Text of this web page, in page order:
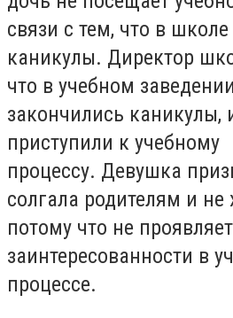
связи с тем, что в школе
каникулы. Директор
что в учебном
закончились каникулы,
приступили к учебному
процессу. Девушка
солгала родителям и
потому что не проявляет
заинтересованности в
процессе.